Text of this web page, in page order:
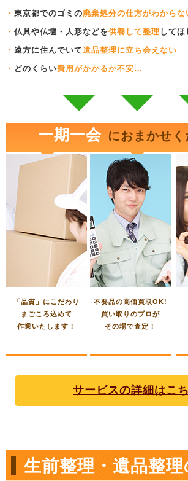
・ 東京都でのゴミの廃棄処分の仕方がわからな
・ 仏具や仏壇・人形などを供養して整理 してほ
・ 遠方に住んでいて遺品整理に立ち会えない
・ どのくらい費用がかかるか不安…
一期一会 におまかせく
「品質」にこだわり
まごころ込めて
作業いたします！
不要品の高価買取OK!
買い取りのプロが
その場で査定！
サービスの詳細はこ
生前整理・遺品整